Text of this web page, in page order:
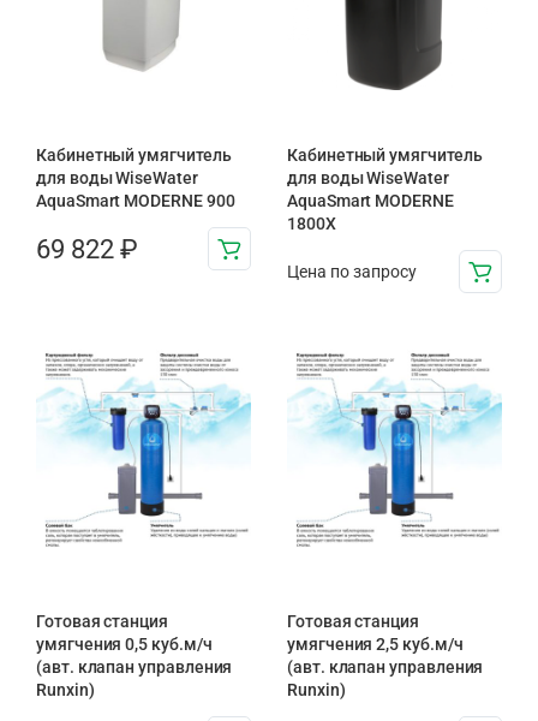
Кабинетный умягчитель
для воды WiseWater
AquaSmart MODERNE 900
69 822 ₽
Кабинетный умягчитель
для воды WiseWater
AquaSmart MODERNE
1800X
Цена по запросу
Готовая станция
умягчения 0,5 куб.м/ч
(авт. клапан управления
Runxin)
Готовая станция
умягчения 2,5 куб.м/ч
(авт. клапан управления
Runxin)